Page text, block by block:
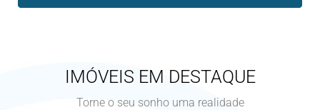
IMÓVEIS EM DESTAQUE
Torne o seu sonho uma realidade